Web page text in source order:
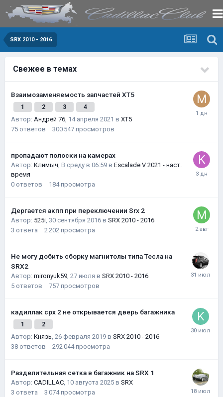
SRX 2010 - 2016
Свежее в темах
Взаимозаменяемость запчастей XT5
1 2 3 4
Автор: Андрей 76, 14 апреля 2021 в XT5
75 ответов 300 547 просмотров
пропадают полоски на камерах
Автор: Климыч, В среду в 06:59 в Escalade V 2021 - наст.
время
0 ответов 184 просмотра
Дергается акпп при переключении Srx 2
Автор: 525i, 30 сентября 2016 в SRX 2010 - 2016
3 ответа 2 202 просмотра
Не могу добить сборку магнитолы типа Тесла на
SRX2
Автор: mironyuk59, 27 июля в SRX 2010 - 2016
5 ответов 757 просмотров
кадиллак срх 2 не открывается дверь багажника
1 2
Автор: Князь, 26 февраля 2019 в SRX 2010 - 2016
38 ответов 292 044 просмотра
Разделительная сетка в багажник на SRX 1
Автор: CADILLAC, 10 августа 2025 в SRX
3 ответа 3 074 просмотра